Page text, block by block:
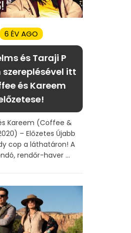
6 ÉV AGO
és Taraji P
szereplésével itt
és Kareem
Kareem (Coffee &
– Előzetes Újabb
cop a láthatáron! A
rendőr-haver ...